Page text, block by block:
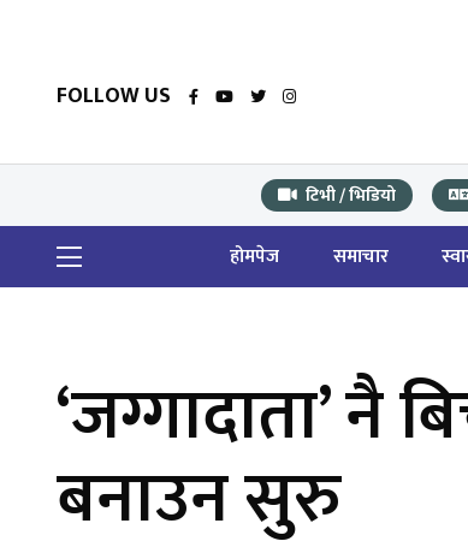
FOLLOW US
टिभी / भिडियो
होमपेज समाचार
‘जग्गादाता’ नै
बनाउन सुरु